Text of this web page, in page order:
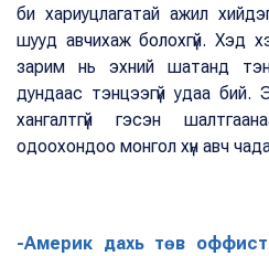
би хариуцлагатай ажил
шууд авчихаж болохгүй. Хэд
зарим нь эхний шатанд
дундаас тэнцээгүй удаа
хангалтгүй гэсэн
одоохондоо монгол хүн авч
-Америк дахь төв